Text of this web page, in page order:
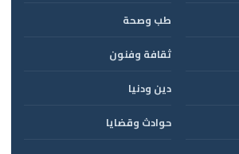
طب وصحة
ثقافة وفنون
دين ودنيا
حوادث وقضايا